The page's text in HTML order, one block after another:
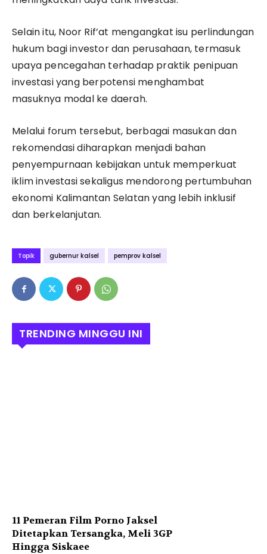
Selain itu, Noor Rif’at mengangkat isu perlindungan
hukum bagi investor dan perusahaan, termasuk
upaya pencegahan terhadap praktik penipuan
investasi yang berpotensi menghambat
masuknya modal ke daerah.
Melalui forum tersebut, berbagai masukan dan
rekomendasi diharapkan menjadi bahan
penyempurnaan kebijakan untuk memperkuat
iklim investasi sekaligus mendorong pertumbuhan
ekonomi Kalimantan Selatan yang lebih inklusif
dan berkelanjutan.
Topik gubernur kalsel pemprov kalsel
TRENDING MINGGU INI
11 Pemeran Film Porno Jaksel
Ditetapkan Tersangka, Meli 3GP
Hingga Siskaee